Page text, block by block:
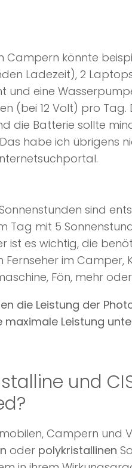
könnte
Ladezeit), 2
und eine
(bei 12 Volt) pro Tag.
die Batterie sollte
habe ich übrigens
sind
Tag mit 5
ist es wichtig, die
im Camper,
Fön, mehr
die Leistung der
Leistung
und
Campern und
oder polykristallinen